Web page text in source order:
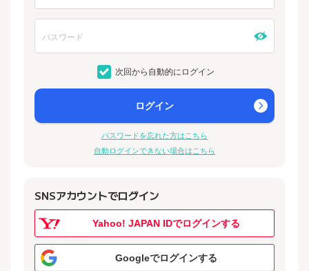
次回から自動的にログイン
ログイン
パスワードを忘れた方はこちら
自動ログインできない場合はこちら
SNSアカウントでログイン
Yahoo! JAPAN IDでログインする
Googleでログインする